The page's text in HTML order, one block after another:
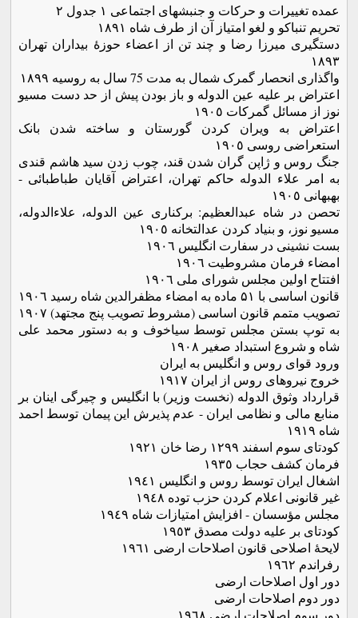
عمده تغییرات و حرکات و جنبشهای اجتماعی ١ جدول ٢
تحریم تنباکو و لغو امتیاز آن از طرف شاه ١٨٩١
دستگیری میرزا رضا و چند تن از اعضاء حوزۀ بیداران تهران
١٨٩٣
واگذاری انحصار گمرک شمال به مدت 75 سال به روسیه ١٨٩٩
اعتراض بر علیه عین الدوله و باز بودن پیش از حد دست مسیو
نوز از مسائل گمرکات ١٩٠٥
اعتراض به ویران کردن گورستان و ساخته شدن بانک
استعراضی روسی ١٩٠٥
جنگ روس و ژاپن گران شدن قند، چوب زدن سید هاشم قندی
به امر علاء الدوله حاکم تهران، اعتراض آقایان طباطبائی -
بهبهانی ١٩٠٥
تحصن در شاه عبدالعظیم: برکناری عین الدوله، علاءالدوله،
مسیو نوز، و بنیاد کردن عدالتخانه ١٩٠٥
بست نشینی در سفارت انگلیس ١٩٠٦
امضاء فرمان مشروطیت ١٩٠٦
افتتاح اولین مجلس شورای ملی ١٩٠٦
قانون اساسی با ۵۱ ماده به امضاء مظفرالدین شاه رسید ١٩٠٦
تصویب متمم قانون اساسی (مشروط تصویب پنج مجتهد) ١٩٠٧
به توپ بستن مجلس توسط سیاخوف و به دستور محمد علی
شاه و شروع استبداد صغیر ١٩٠٨
ورود قوای روس و انگلیس به ایران
خروج نیروهای روس از ایران ١٩١٧
قرارداد وثوق الدوله (نخست وزیر) با انگلیس و چیرگی اینان بر
منابع مالی و نظامی ایران - عدم پذیرش این پیمان توسط احمد
شاه ١٩١٩
کودتای سوم اسفند ١٢٩٩ رضا خان ١٩٢١
فرمان کشف حجاب ١٩٣٥
اشغال ایران توسط روس و انگلیس ١٩٤١
غیر قانونی اعلام کردن حزب توده ١٩٤٨
مجلس مؤسسان - افزایش امتیازات شاه ١٩٤٩
کودتای بر علیه دولت مصدق ١٩٥٣
لایحۀ اصلاحی قانون اصلاحات ارضی ١٩٦١
رفراندم ١٩٦٢
دور اول اصلاحات ارضی
دور دوم اصلاحات ارضی
دور سوم اصلاحات ارضی ١٩٦٨